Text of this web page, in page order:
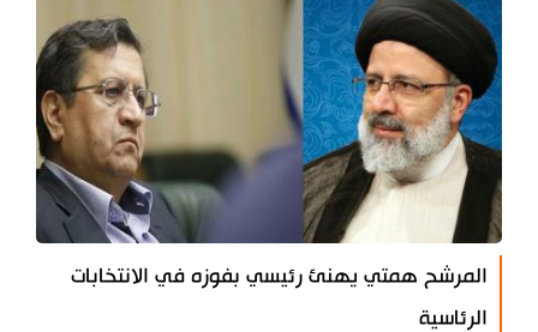
المرشح همتي يهنئ رئيسي بفوزه في الانتخابات
الرئاسية